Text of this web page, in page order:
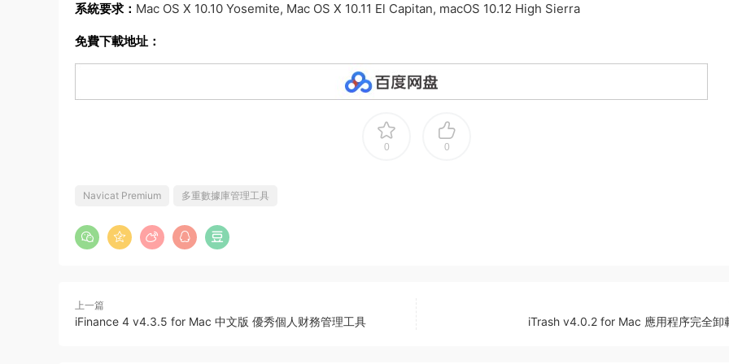
系統要求： Mac OS X 10.10 Yosemite, Mac OS X 10.11 El Capitan, macOS 10.12 High Sierra
免費下載地址：
0 0
Navicat Premium 多重數據庫管理工具
上一篇
iFinance 4 v4.3.5 for Mac 中文版 優秀個人财務管理工具 iTrash v4.0.2 for Mac 應用程序完全卸